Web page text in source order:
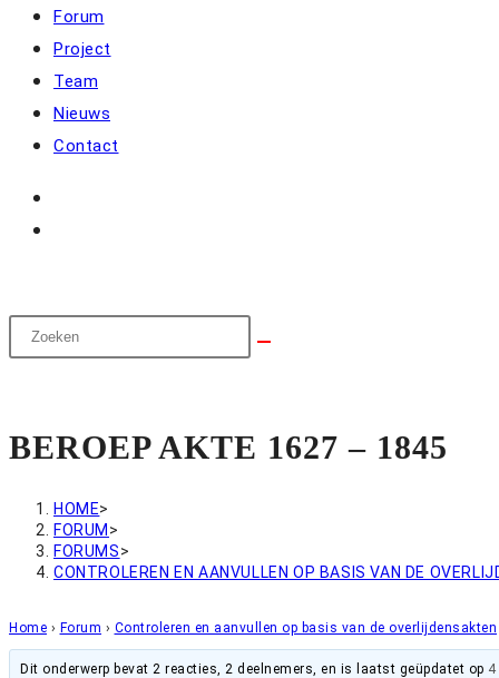
Forum
Project
Team
Nieuws
Contact
BEROEP AKTE 1627 – 1845
HOME>
FORUM >
FORUMS>
CONTROLEREN EN AANVULLEN OP BASIS VAN DE
Home › Forum › Controleren en aanvullen op basis van de overlijdensakten
Dit onderwerp bevat 2 reacties, 2 deelnemers, en is laatst geüpdatet op